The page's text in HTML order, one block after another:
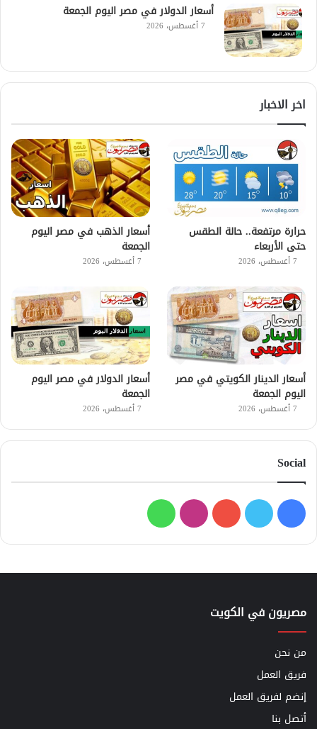
أسعار الدولار في مصر اليوم الجمعة
7 أغسطس، 2026
اخر الاخبار
حرارة مرتفعة.. حالة الطقس
حتى الأربعاء
7 أغسطس، 2026
أسعار الذهب في مصر اليوم
الجمعة
7 أغسطس، 2026
أسعار الدينار الكويتي في مصر
اليوم الجمعة
7 أغسطس، 2026
أسعار الدولار في مصر اليوم
الجمعة
7 أغسطس، 2026
Social
فيسبوك
تويتر يوتيوبانستقرامواتساب
مصريون في الكويت
من نحن
فريق العمل
إنضم لفريق العمل
أتصل بنا